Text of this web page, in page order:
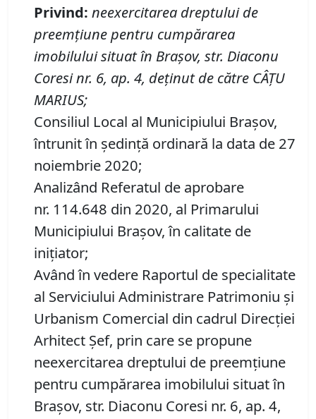
Privind: neexercitarea dreptului de
preemţiune pentru cumpărarea
imobiluluisituat în Braşov, str. Diaconu
Coresi nr. 6, ap. 4, deţinut de către CÂŢU
MARIUS;
Consiliul Local al Municipiului Brașov,
întrunit în ședință ordinară la data de 27
noiembrie 2020;
Analizând Referatul de aprobare
nr. 114.648 din 2020, al Primarului
Municipiului Braşov, în calitate de
inițiator;
Având în vedere Raportul de specialitate
al Serviciului Administrare Patrimoniu şi
Urbanism Comercial din cadrul Direcției
Arhitect Șef, prin care se propune
neexercitarea dreptului de preemţiune
pentru cumpărarea imobilului situat în
Braşov, str. Diaconu Coresi nr. 6, ap. 4,